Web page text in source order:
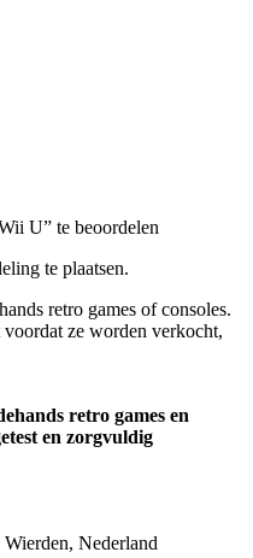
U” te beoordelen
te plaatsen.
retro games of consoles.
voordat ze worden verkocht,
retro games en
en zorgvuldig
Nederland